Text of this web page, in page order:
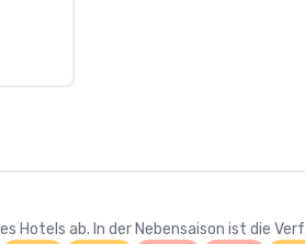
ab. In der Nebensaison ist die